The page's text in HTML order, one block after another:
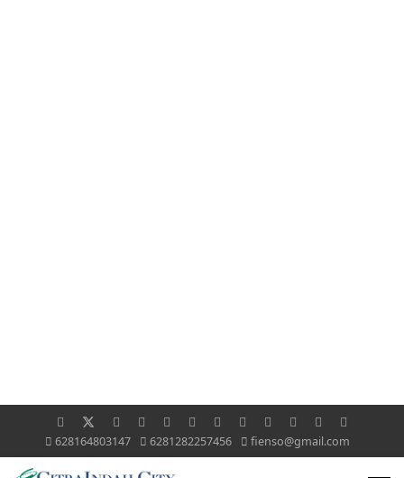
628164803147 6281282257456 fienso@gmail.com